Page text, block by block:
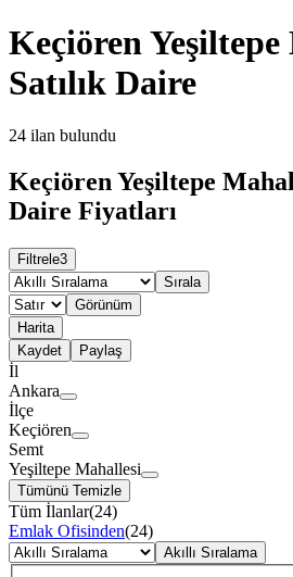
Keçiören
Satılık Daire
24 ilan bulundu
Keçiören Yeşiltepe
Daire Fiyatları
Filtrele3
Sırala
Görünüm
Harita
Kaydet
Paylaş
İl
Ankara
İlçe
Keçiören
Semt
Yeşiltepe Mahallesi
Tümünü Temizle
Tüm İlanlar(24)
Emlak Ofisinden(24)
Akıllı Sıralama